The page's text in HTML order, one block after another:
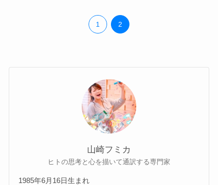
1 2
山崎フミカ
ヒトの思考と心を描いて通訳する専門家
1985年6月16日生まれ